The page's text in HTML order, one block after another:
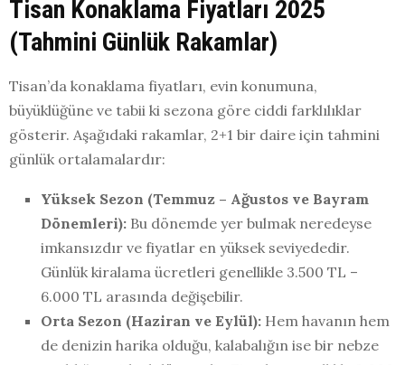
Tisan Konaklama Fiyatları 2025
(Tahmini Günlük Rakamlar)
Tisan’da konaklama fiyatları, evin konumuna,
büyüklüğüne ve tabii ki sezona göre ciddi farklılıklar
gösterir. Aşağıdaki rakamlar, 2+1 bir daire için tahmini
günlük ortalamalardır:
Yüksek Sezon (Temmuz – Ağustos ve Bayram
Dönemleri): Bu dönemde yer bulmak neredeyse
imkansızdır ve fiyatlar en yüksek seviyededir.
Günlük kiralama ücretleri genellikle 3.500 TL –
6.000 TL arasında değişebilir.
Orta Sezon (Haziran ve Eylül): Hem havanın hem
de denizin harika olduğu, kalabalığın ise bir nebze